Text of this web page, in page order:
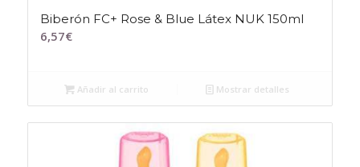
Biberón FC+ Rose & Blue Látex NUK 150ml
6,57€
Añadir al carrito Mostrar detalles